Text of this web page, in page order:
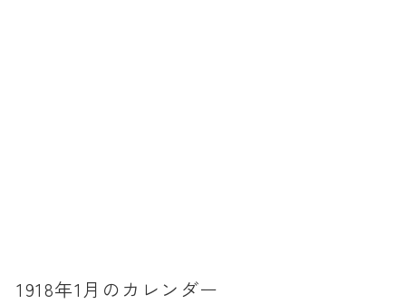
二十七宿
1918年1月のカレンダー